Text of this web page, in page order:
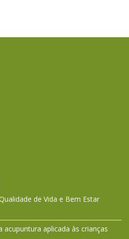
de Vida e Bem Estar
acupuntura aplicada às crianças